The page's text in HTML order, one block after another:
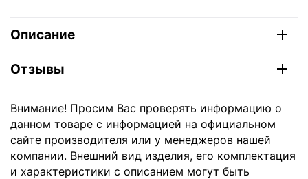
Описание
Отзывы
Внимание! Просим Вас проверять информацию о
данном товаре с информацией на официальном
сайте производителя или у менеджеров нашей
компании. Внешний вид изделия, его комплектация
и характеристики с описанием могут быть